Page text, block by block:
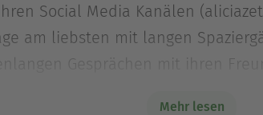
Social Media Kanälen
am liebsten mit langen
Gesprächen mit ihren
Mehr lesen